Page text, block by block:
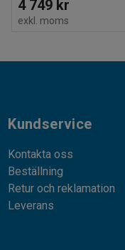
4 749 kr
exkl. moms
Kundservice
Kontakta oss
Beställning
Retur och reklamation
Leverans